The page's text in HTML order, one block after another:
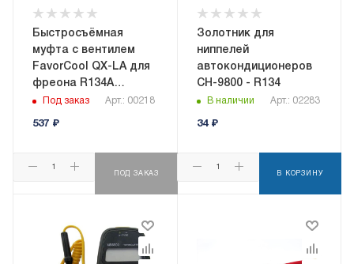
Быстросъёмная
муфта с вентилем
FavorCool QX-LA для
фреона R134A
(низкое давл.)
Под заказ Арт.: 00218
537 ₽
ПОД ЗАКАЗ
Золотник для
ниппелей
автокондиционеров
CH-9800 - R134
В наличии Арт.: 02283
34₽
В КОРЗИНУ